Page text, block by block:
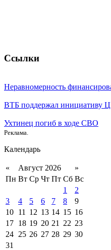
Ссылки
Неравномерность
ВТБ поддержал инициативу
Ухтинец погиб в ходе СВО
Реклама.
Календарь
« Август 2026
»
Пн Вт Ср Чт Пт Сб Вс
1
2
3
4 5 6 7 8
9
10 11 12 13 14 15 16
17 18 19 20 21 22 23
24 25 26 27 28 29 30
31